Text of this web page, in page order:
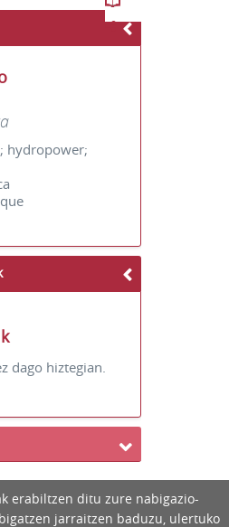
hydropower;
dago hiztegian.
erabiltzen ditu zure nabigazio-
jarraitzen baduzu, ulertuko